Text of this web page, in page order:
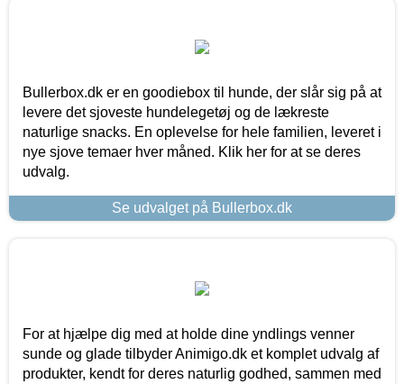
Bullerbox.dk er en goodiebox til hunde, der slår sig på at
levere det sjoveste hundelegetøj og de lækreste
naturlige snacks. En oplevelse for hele familien, leveret i
nye sjove temaer hver måned. Klik her for at se deres
udvalg.
Se udvalget på Bullerbox.dk
For at hjælpe dig med at holde dine yndlings venner
sunde og glade tilbyder Animigo.dk et komplet udvalg af
produkter, kendt for deres naturlig godhed, sammen med